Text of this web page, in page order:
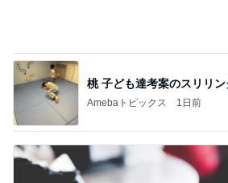
買いまわりにおすすめの1000円商品
Amebaトピックス
記事を読む